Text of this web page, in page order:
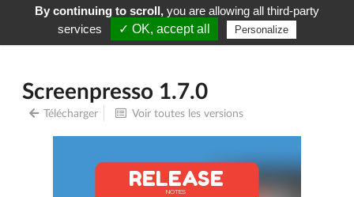
Screenpresso Menu
Screenpresso 1.7.0
Télécharger Voir toutes les versions
RELEASE
NOTES
By continuing to scroll,you are allowing all third-party
services
✓ OK, accept all Personalize